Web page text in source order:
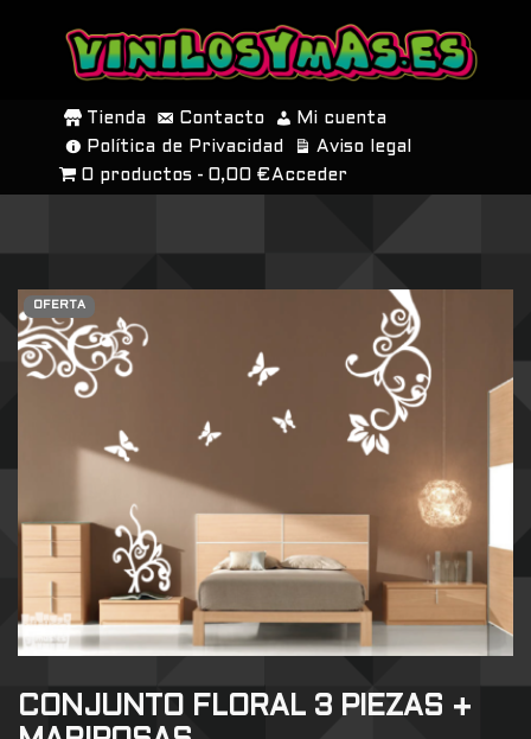
SALTAR
CONTENIDO
Tienda Contacto
Mi cuenta
Política de Privacidad
Aviso legal
0 productos
0,00 € Acceder
OFERTA
CONJUNTO FLORAL 3 PIEZAS +